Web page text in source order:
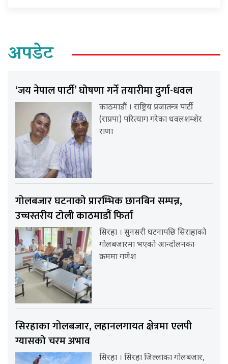
अपडेट
‘जय नेपाल पार्टी’ घोषणा गर्ने तयारीमा दुर्गा-धवल
काठमाडौं । राष्ट्रिय प्रजातन्त्र पार्टी
(राप्रपा) परित्याग गरेका धवलशम्शेर
राणा
गोलबजार घटनाको प्रारम्भिक छानबिन सम्पन्न,
उच्चस्तरीय टोली काठमाडौं फिर्ता
सिरहा । सुनसरी घटनापछि सिराहाको
गोलबजारमा भएको आन्दोलनका
क्रममा गणेश
सिरहाका गोलबजार, लहानलगायत क्षेत्रमा एलपी
ग्यासको चरम अभाव
सिरहा । सिरहा जिल्लाका गोलबजार,